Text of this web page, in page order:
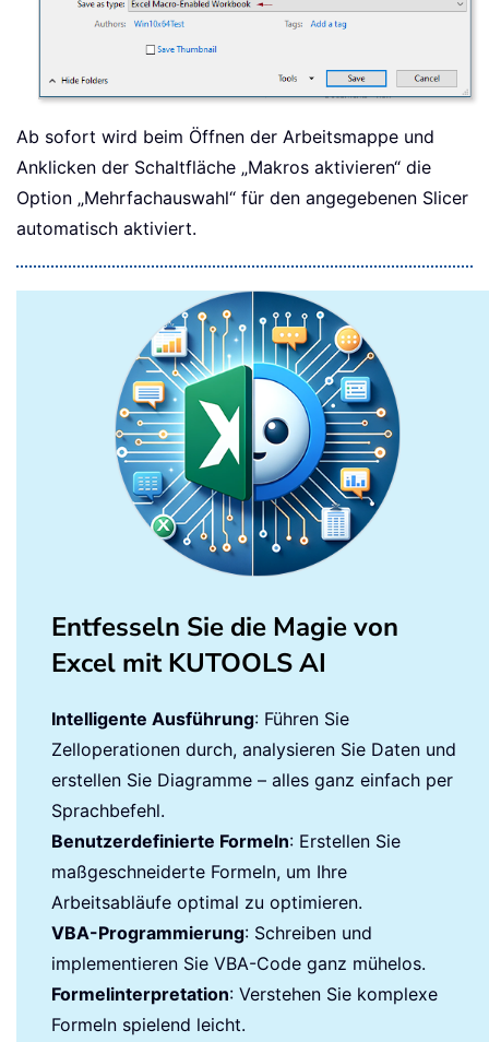
Ab sofort wird beim Öffnen der Arbeitsmappe und
Anklicken der Schaltfläche „Makros aktivieren“ die
Option „Mehrfachauswahl“ für den angegebenen Slicer
automatisch aktiviert.
Entfesseln Sie die Magie von
Excel mit KUTOOLS AI
Intelligente Ausführung: Führen Sie
Zelloperationen durch, analysieren Sie Daten und
erstellen Sie Diagramme – alles ganz einfach per
Sprachbefehl.
Benutzerdefinierte Formeln: Erstellen Sie
maßgeschneiderte Formeln, um Ihre
Arbeitsabläufe optimal zu optimieren.
VBA-Programmierung: Schreiben und
implementieren Sie VBA-Code ganz mühelos.
Formelinterpretation: Verstehen Sie komplexe
Formeln spielend leicht.